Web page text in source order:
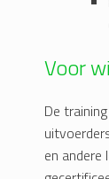
Voor
De
en andere